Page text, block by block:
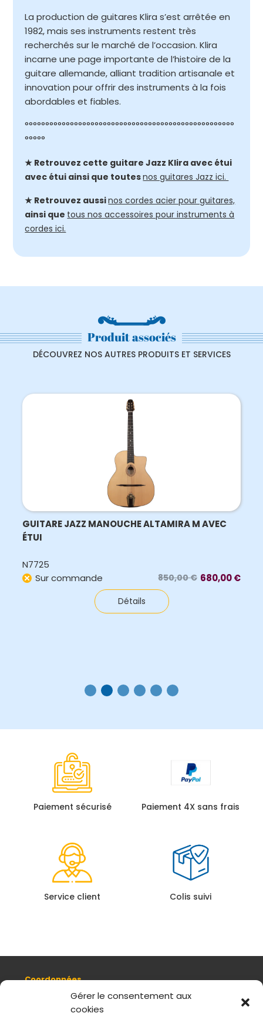
Gérer le consentement aux
cookies
La production de guitares Klira s’est arrêtée en
1982, mais ses instruments restent très
recherchés sur le marché de l’occasion. Klira
incarne une page importante de l’histoire de la
guitare allemande, alliant tradition artisanale et
innovation pour offrir des instruments à la fois
abordables et fiables.
°°°°°°°°°°°°°°°°°°°°°°°°°°°°°°°°°°°°°°°°°°°°°°°°°°°
°°°°°
★ Retrouvez cette guitare Jazz Klira avec étui
avec étui ainsi que toutesnos guitares Jazz ici.
★ Retrouvez aussinos cordes acier pour guitares,
ainsi que tous nos accessoires pour instruments à
cordes ici.
Produit associés
DÉCOUVREZ NOS AUTRES PRODUITS ET SERVICES
GUITARE JAZZ MANOUCHE ALTAMIRA M AVEC
ÉTUI
N7725
Sur commande
850,00€
Le
prix
initial
680,00€
Le
prix
actuel
Détails
Paiement sécurisé Paiement 4X sans frais
Service client Colis suivi
Coordonnées
8, quai Romain Rolland 69005 Lyon
+ 33 (0)4 78 42 55 04